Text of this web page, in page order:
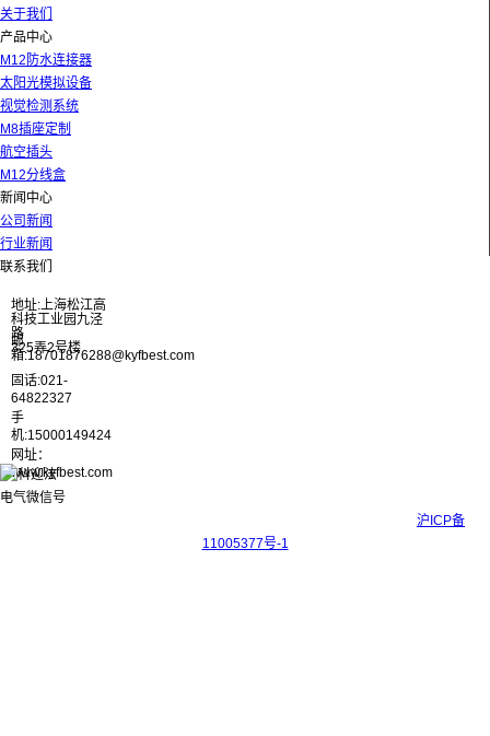
关于我们
产品中心
M12防水连接器
太阳光模拟设备
视觉检测系统
M8插座定制
航空插头
M12分线盒
新闻中心
公司新闻
行业新闻
联系我们
地址:上海松江高
科技工业园九泾
路
325弄2号楼
邮
箱:18701876288@kyfbest.com
固话:021-
64822327
手
机:15000149424
网址：
www.kyfbest.com
沪ICP备
11005377号-1